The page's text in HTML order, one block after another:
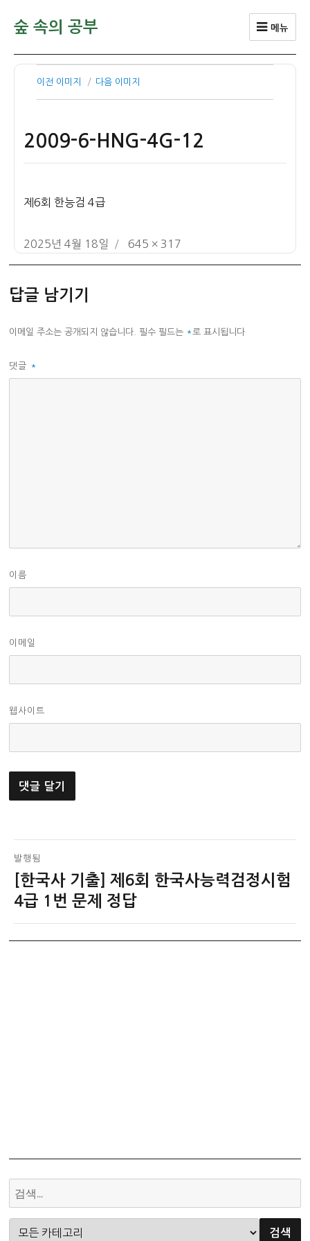
숲 속의 공부 메뉴
이전 이미지 다음 이미지
2009-6-HNG-4G-12
제6회 한능검 4급
작
자
2025년 4월 18일
전
645 × 317
답글 남기기
이메일 주소는 공개되지 않습니다. 필수 필드는 *로 표시됩니다
댓글 *
이름
이메일
웹사이트
글
탐
색
발행됨
[한국사 기출] 제6회 한국사능력검정시험
4급 1번 문제 정답